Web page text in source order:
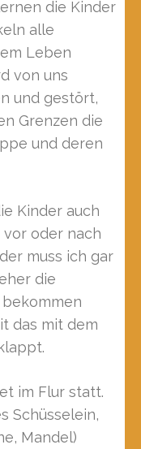
die Kinder
alle
Leben
von uns
und gestört,
Grenzen die
und deren
Kinder auch
oder nach
muss ich gar
die
das mit dem
im Flur statt.
Schüsselein,
Mandel)